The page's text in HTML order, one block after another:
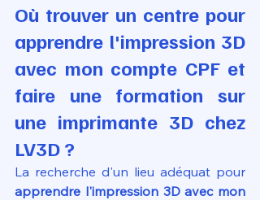
Où trouver un centre pour
apprendre l'impression 3D
avec mon compte CPF et
faire une formation sur
une imprimante 3D chez
LV3D ?
apprendre l'impression 3D avec mon